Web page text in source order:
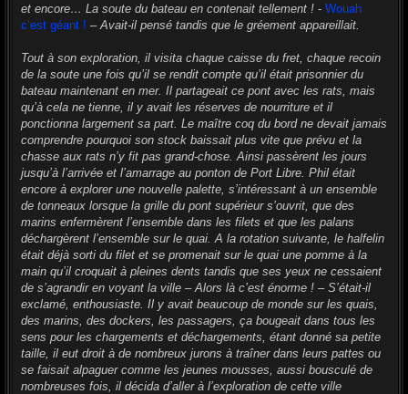
et encore… La soute du bateau en contenait tellement ! - Wouah
c’est géant ! – Avait-il pensé tandis que le gréement appareillait.
Tout à son exploration, il visita chaque caisse du fret, chaque recoin
de la soute une fois qu’il se rendit compte qu’il était prisonnier du
bateau maintenant en mer. Il partageait ce pont avec les rats, mais
qu’à cela ne tienne, il y avait les réserves de nourriture et il
ponctionna largement sa part. Le maître coq du bord ne devait jamais
comprendre pourquoi son stock baissait plus vite que prévu et la
chasse aux rats n’y fit pas grand-chose. Ainsi passèrent les jours
jusqu’à l’arrivée et l’amarrage au ponton de Port Libre. Phil était
encore à explorer une nouvelle palette, s’intéressant à un ensemble
de tonneaux lorsque la grille du pont supérieur s’ouvrit, que des
marins enfermèrent l’ensemble dans les filets et que les palans
déchargèrent l’ensemble sur le quai. A la rotation suivante, le halfelin
était déjà sorti du filet et se promenait sur le quai une pomme à la
main qu’il croquait à pleines dents tandis que ses yeux ne cessaient
de s’agrandir en voyant la ville – Alors là c’est énorme ! – S’était-il
exclamé, enthousiaste. Il y avait beaucoup de monde sur les quais,
des marins, des dockers, les passagers, ça bougeait dans tous les
sens pour les chargements et déchargements, étant donné sa petite
taille, il eut droit à de nombreux jurons à traîner dans leurs pattes ou
se faisait alpaguer comme les jeunes mousses, aussi bousculé de
nombreuses fois, il décida d’aller à l’exploration de cette ville